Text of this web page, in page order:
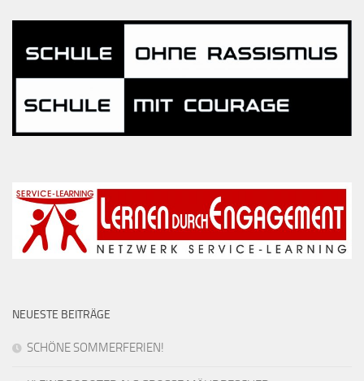
NEUESTE BEITRÄGE
SCHÖNE SOMMERFERIEN!